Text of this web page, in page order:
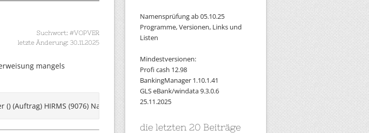
Suchwort: #VOPVER
letzte Änderung: 30.11.2025
mangels
(Auftrag) HIRMS (9076) Namensabgleich erforderlich. ()
Namensprüfung ab 05.10.25
Programme, Versionen, Links und
Listen
Mindestversionen:
Profi cash 12.98
BankingManager 1.10.1.41
GLS eBank/windata 9.3.0.6
25.11.2025
die letzten 20 Beiträge